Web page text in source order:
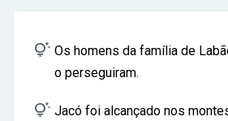
 Os homens da família de
o perseguiram.
 Jacó foi alcançado nos